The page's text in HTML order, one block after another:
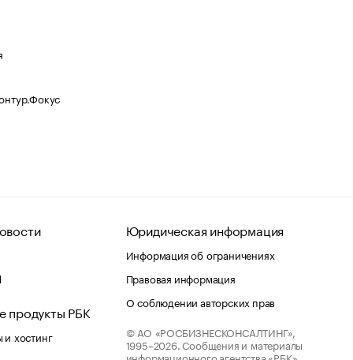
продукты РБК
хостинг
Юридическая информация
Информация об ограничениях
Правовая информация
О соблюдении авторских прав
© АО «РОСБИЗНЕСКОНСАЛТИНГ»,
1995–2026. Сообщения и материалы
информационного агентства «РБК»